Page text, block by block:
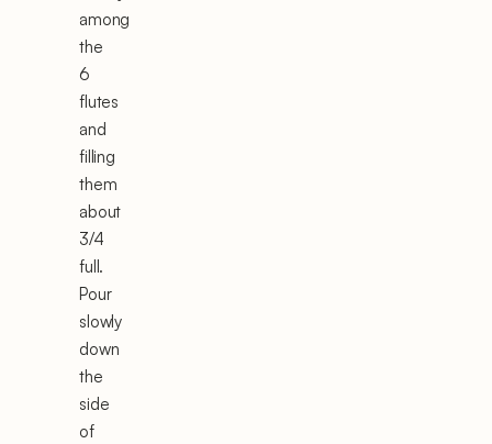
among
the
6
flutes
and
filling
them
about
3/4
full.
Pour
slowly
down
the
side
of